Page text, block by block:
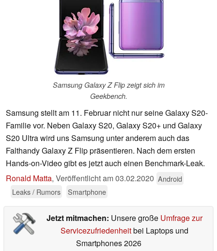
Samsung Galaxy Z Flip zeigt sich im
Geekbench.
Samsung stellt am 11. Februar nicht nur seine Galaxy S20-
Familie vor. Neben Galaxy S20, Galaxy S20+ und Galaxy
S20 Ultra wird uns Samsung unter anderem auch das
Falthandy Galaxy Z Flip präsentieren. Nach dem ersten
Hands-on-Video gibt es jetzt auch einen Benchmark-Leak.
Ronald Matta, Veröffentlicht am03.02.2020 Android
Leaks / Rumors
Smartphone
Jetzt mitmachen: Unsere große Umfrage zur
Servicezufriedenheitbei Laptops und
Smartphones 2026